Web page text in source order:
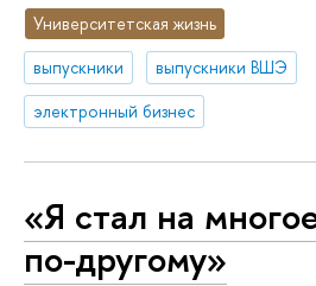
Университетская жизнь
выпускники
выпускники ВШЭ
электронный бизнес
«Я стал на
по-другому»